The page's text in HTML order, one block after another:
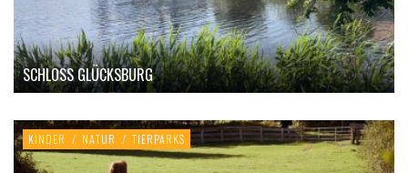
SCHLOSS GLÜCKSBURG
KINDER / NATUR / TIERPARKS